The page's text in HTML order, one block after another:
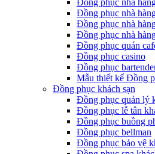
Đồng phục nhà
Đồng phục nhà
Đồng phục nhà
Đồng phục nhà
Đồng phục quán
Đồng phục casino
Đồng phục
Mẫu thiết kế Đồng
Đồng phục khách sạn
Đồng phục quản lý
Đồng phục lễ tân
Đồng phục buồng
Đồng phục bellman
Đồng phục bảo vệ